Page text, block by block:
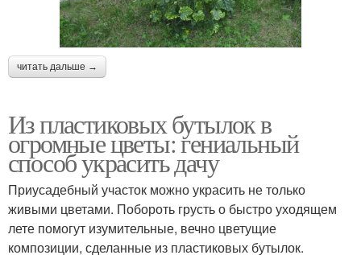
читать дальше →
Из пластиковых бутылок в
огромные цветы: гениальный
способ украсить дачу
Приусадебный участок можно украсить не только
живыми цветами. Побороть грусть о быстро уходящем
лете помогут изумительные, вечно цветущие
композиции, сделанные из пластиковых бутылок.